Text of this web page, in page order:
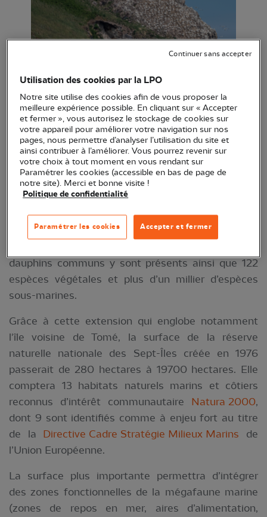
Yann Libessart
Avec 11 espèces qui s’y reproduisent et 11% des
effectifs nicheurs de France métropolitaine,
l’importance de laréserve des Sept-Îles pour la
reproduction des oiseaux marins est historique.
L’archipel accueille notamment la quasi-totalité des
populations françaises de macareux moine et de
fous de Bassan. Et il n’y a pas que des oiseaux
dans la réserve : c'est aussi le premier site de
dauphins communs y sont présents ainsi que 122
espèces végétales et plus d’un millier d’espèces
sous-marines.
Grâce à cette extension qui englobe notamment
l'île voisine de Tomé, la surface de la réserve
naturelle nationale des Sept-Îles créée en 1976
passerait de 280 hectares à 19700 hectares. Elle
comptera 13 habitats naturels marins et côtiers
reconnus d’intérêt communautaire Natura 2000,
dont 9 sont identifiés comme à enjeu fort au titre
de la Directive Cadre Stratégie Milieux Marins de
l’Union Européenne.
La surface plus importante permettra d’intégrer
des zones fonctionnelles de la mégafaune marine
(zones de repos en mer, aires d’alimentation,
Utilisation des cookies par la LPO
Notre site utilise des cookies afin de vous proposer la
meilleure expérience possible. En cliquant sur « Accepter
et fermer », vous autorisez le stockage de cookies sur
votre appareil pour améliorer votre navigation sur nos
pages, nous permettre d’analyser l’utilisation du site et
ainsi contribuer à l’améliorer. Vous pourrez revenir sur
votre choix à tout moment en vous rendant sur
Paramétrer les cookies (accessible en bas de page de
notre site). Merci et bonne visite !
Politique de confidentialité
Accepter et fermer
Paramétrer les cookies
Continuer sans accepter